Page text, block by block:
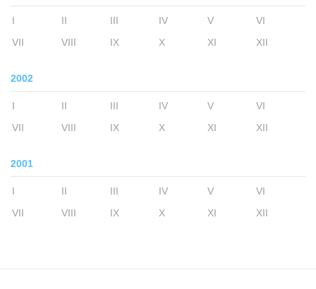
I II III IV V
VI
VII
VIII IX X XI XII
2002
I II III IV V
VI
VII
VIII IX X XI XII
2001
I II III IV V
VI
VII
VIII IX X XI XII